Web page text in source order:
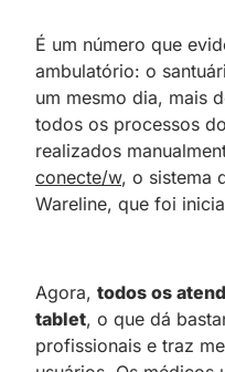
É um número que
ambulatório: o
um mesmo dia, mais
todos os processos
realizados
conecte/w, o sistema
Wareline, que foi
Agora, todos os
tablet, o que dá
profissionais e traz